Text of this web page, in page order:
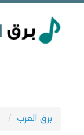
برق العرب